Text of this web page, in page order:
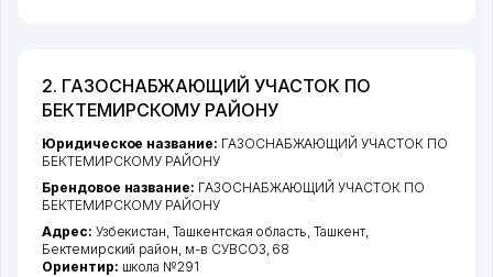
2. ГАЗОСНАБЖАЮЩИЙ УЧАСТОК ПО
БЕКТЕМИРСКОМУ РАЙОНУ
Юридическое название: ГАЗОСНАБЖАЮЩИЙ УЧАСТОК ПО
БЕКТЕМИРСКОМУ РАЙОНУ
Брендовое название: ГАЗОСНАБЖАЮЩИЙ УЧАСТОК ПО
БЕКТЕМИРСКОМУ РАЙОНУ
Адрес: Узбекистан,Ташкентская область,Ташкент,
Бектемирский район, м-в СУВСОЗ, 68
Ориентир: школа №291